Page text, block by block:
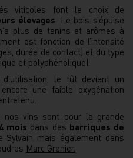
viticoles font le choix de
élevages. Le bois s’épuise
plus de tanins et arômes à
est fonction de l’intensité
durée de contact) et du type
et polyphénolique).
le fût devient un
une faible oxygénation
nos vins sont pour la grande
mois dans des barriques de
Sylvain mais également dans
Marc Grenier.